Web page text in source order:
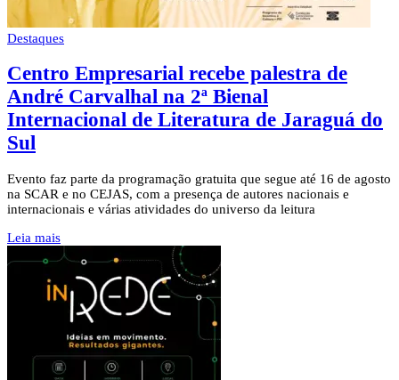
Destaques
Centro Empresarial recebe palestra de
André Carvalhal na 2ª Bienal
Internacional de Literatura de Jaraguá do
Sul
Evento faz parte da programação gratuita que segue até 16 de agosto
na SCAR e no CEJAS, com a presença de autores nacionais e
internacionais e várias atividades do universo da leitura
Leia mais